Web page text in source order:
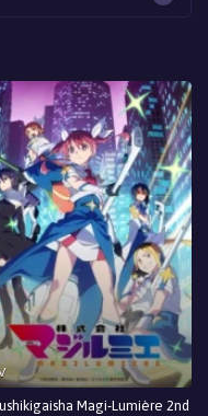
Magi-Lumière 2nd